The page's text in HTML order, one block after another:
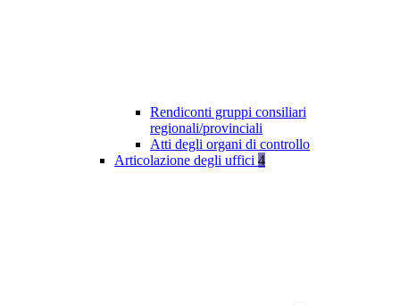
Rendiconti gruppi consiliari
regionali/provinciali
Atti degli organi di controllo
Articolazione degli uffici 4